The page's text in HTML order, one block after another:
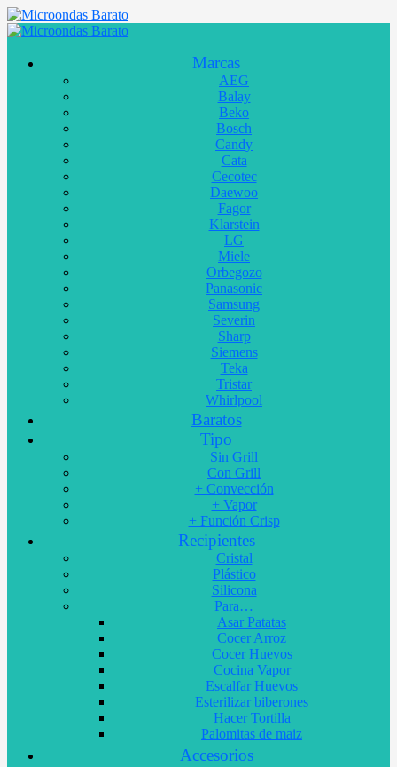
Marcas
AEG
Balay
Beko
Bosch
Candy
Cata
Cecotec
Daewoo
Fagor
Klarstein
LG
Miele
Orbegozo
Panasonic
Samsung
Severin
Sharp
Siemens
Teka
Tristar
Whirlpool
Baratos
Tipo
Sin Grill
Con Grill
+ Convección
+ Vapor
+ Función Crisp
Recipientes
Cristal
Plástico
Silicona
Para…
Asar Patatas
Cocer Arroz
Cocer Huevos
Cocina Vapor
Escalfar Huevos
Esterilizar biberones
Hacer Tortilla
Palomitas de maiz
Accesorios